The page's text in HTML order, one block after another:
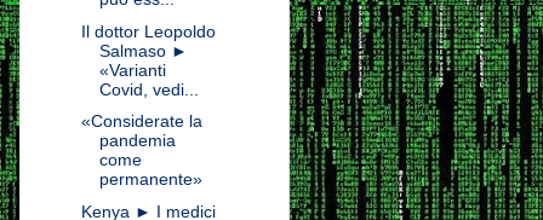
Il dottor Leopoldo
Salmaso ►
«Varianti
Covid, vedi...
«Considerate la
pandemia
come
permanente»
Kenya ► I medici